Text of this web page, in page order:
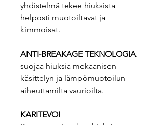
yhdistelmä tekee hiuksista
helposti muotoiltavat ja
kimmoisat.
ANTI-BREAKAGE TEKNOLOGIA
suojaa hiuksia mekaanisen
käsittelyn ja lämpömuotoilun
aiheuttamilta vaurioilta.
KARITEVOI